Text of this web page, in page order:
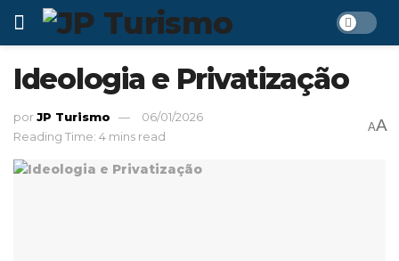
Ideologia e Privatização
porJP Turismo
06/01/2026
Reading Time: 4 mins read
AA